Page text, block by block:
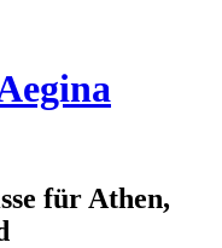
für Athen,